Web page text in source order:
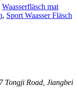
Waasserfläsch mat
, Sport Waasser Fläsch
Tongji Road, Jiangbei